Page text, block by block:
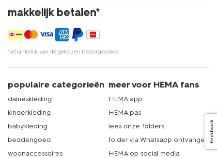
Feedback
makkelijk betalen*
*afhankelijk van de gekozen bezorgopties
populaire categorieën
dameskleding
kinderkleding
babykleding
beddengoed
woonaccessoires
meer voor HEMA fans
HEMA app
HEMA pas
lees onze folders
folder via Whatsapp ontvangen
HEMA op social media